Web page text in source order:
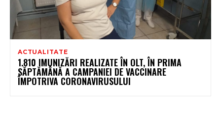
ACTUALITATE
1.810 IMUNIZĂRI REALIZATE ÎN OLT, ÎN PRIMA
SĂPTĂMÂNĂ A CAMPANIEI DE VACCINARE
ÎMPOTRIVA CORONAVIRUSULUI